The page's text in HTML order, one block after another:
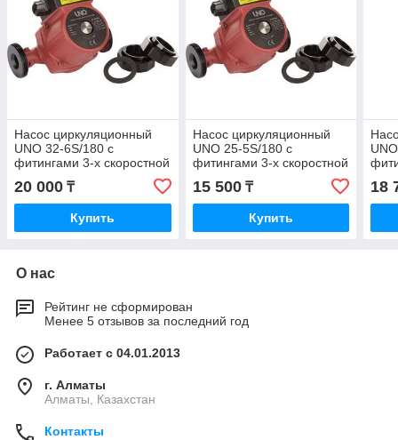
Насос циркуляционный
UNO 32-6S/180 с
фитингами 3-х скоростной
20 000 ₸
Купить
Насос циркуляционный
UNO 25-5S/180 с
фитингами 3-х скоростной
15 500₸
Купить
18
О нас
Рейтинг не сформирован
Менее 5 отзывов за последний год
Работает с 04.01.2013
г. Алматы
Алматы, Казахстан
Контакты